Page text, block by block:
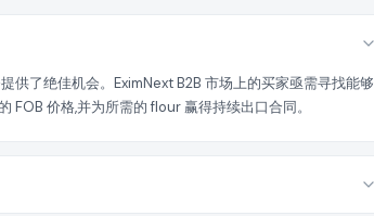
。
了绝佳机会。EximNext B2B 市场上的买家亟需寻找能够
价格,并为所需的 flour 赢得持续出口合同。